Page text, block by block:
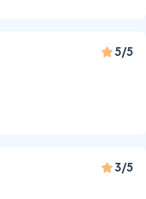
5/5
3/5